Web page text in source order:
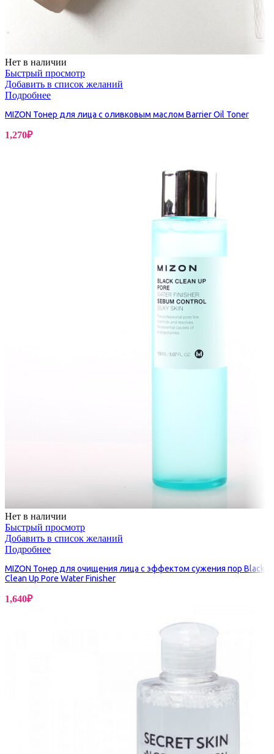
Нет в наличии
Быстрый просмотр
Добавить в список желаний
Подробнее
MIZON Тонер для лица с оливковым маслом Barrier Oil Toner
1,270₽
Нет в наличии
Быстрый просмотр
Добавить в список желаний
Подробнее
MIZON Тонер для очищения лица с эффектом сужения пор Black
Clean Up Pore Water Finisher
1,640₽